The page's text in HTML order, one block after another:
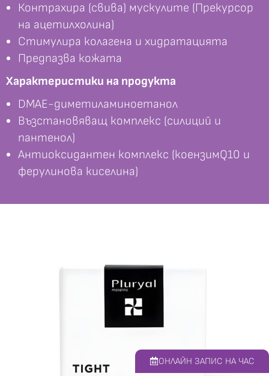
Контрахира (свива) мускулите (Прекурсор
на ацетилхолина)
Стимулира колагена и хидратацията
Предпазва кожата
Характеристики на продукта
DMAE-диметиламиноетанол
Възстановяващ комплекс (силиций и
пантенол)
Антиоксидантен комплекс (коензимQ10 и
ферулинова киселина)
ОНЛАЙН ЗАПИС НА ЧАС